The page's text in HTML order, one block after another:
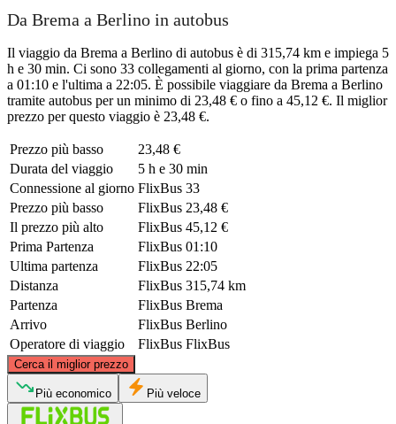
Da Brema a Berlino in autobus
Il viaggio da Brema a Berlino di autobus è di 315,74 km e impiega 5
h e 30 min. Ci sono 33 collegamenti al giorno, con la prima partenza
a 01:10 e l'ultima a 22:05. È possibile viaggiare da Brema a Berlino
tramite autobus per un minimo di 23,48 € o fino a 45,12 €. Il miglior
prezzo per questo viaggio è 23,48 €.
Prezzo più basso
23,48 €
Durata del viaggio
5 h e 30 min
Connessione al giorno FlixBus 33
Prezzo più basso
FlixBus 23,48 €
Il prezzo più alto
FlixBus 45,12 €
Prima Partenza
FlixBus 01:10
Ultima partenza
FlixBus 22:05
Distanza
FlixBus 315,74 km
Partenza
FlixBus Brema
Arrivo
FlixBus Berlino
Operatore di viaggio
FlixBus FlixBus
Cerca il miglior prezzo
©CARTO
Più economico Più veloce